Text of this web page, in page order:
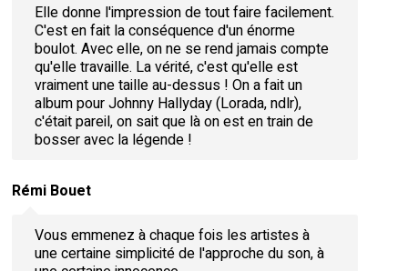
Elle donne l'impression de tout faire facilement.
C'est en fait la conséquence d'un énorme
boulot. Avec elle, on ne se rend jamais compte
qu'elle travaille. La vérité, c'est qu'elle est
vraiment une taille au-dessus ! On a fait un
album pour Johnny Hallyday (Lorada, ndlr),
c'était pareil, on sait que là on est en train de
bosser avec la légende !
Rémi Bouet
Vous emmenez à chaque fois les artistes à
une certaine simplicité de l'approche du son, à